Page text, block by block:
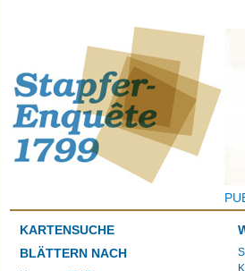
KARTENSUCHE
BLÄTTERN NACH